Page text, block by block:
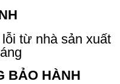
từ nhà sản xuất
BẢO HÀNH